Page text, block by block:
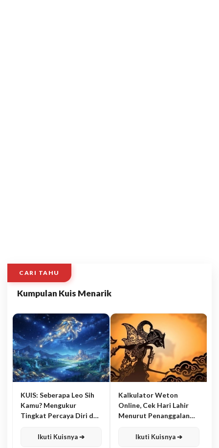
CARI TAHU
Kumpulan Kuis Menarik
KUIS: Seberapa Leo Sih
Kamu? Mengukur
Tingkat Percaya Diri dan
Ikuti Kuisnya ➔
Kalkulator Weton
Online, Cek Hari Lahir
Menurut Penanggalan
Ikuti Kuisnya ➔